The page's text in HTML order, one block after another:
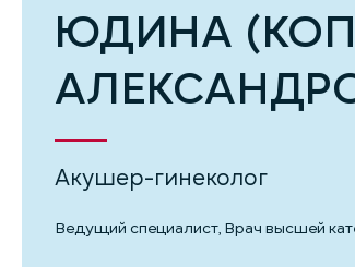
ЮДИНА
Акушер-гинеколог
Ведущий специалист, Врач высшей